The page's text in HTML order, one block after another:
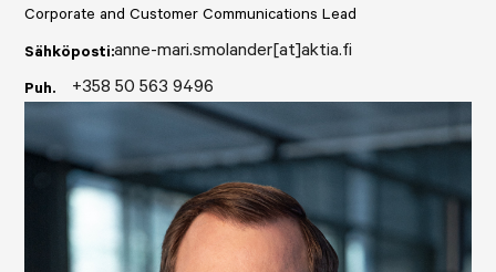
Corporate and Customer Communications Lead
Sähköposti:anne-mari.smolander[at]aktia.fi
Puh. +358 50 563 9496